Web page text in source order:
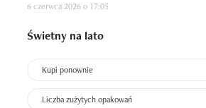
6 czerwca 2026 o 17:05
Świetny na lato
Kupi ponownie
Liczba zużytych opakowań